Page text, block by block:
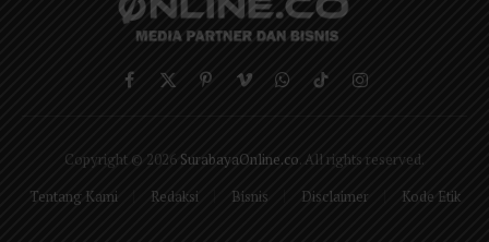
Facebook
X
PinterestVimeoWhatsApp
TikTokInstagram
Copyright © 2026 SurabayaOnline.co . All rights reserved.
Tentang Kami
Redaksi Bisnis Disclaimer Kode Etik